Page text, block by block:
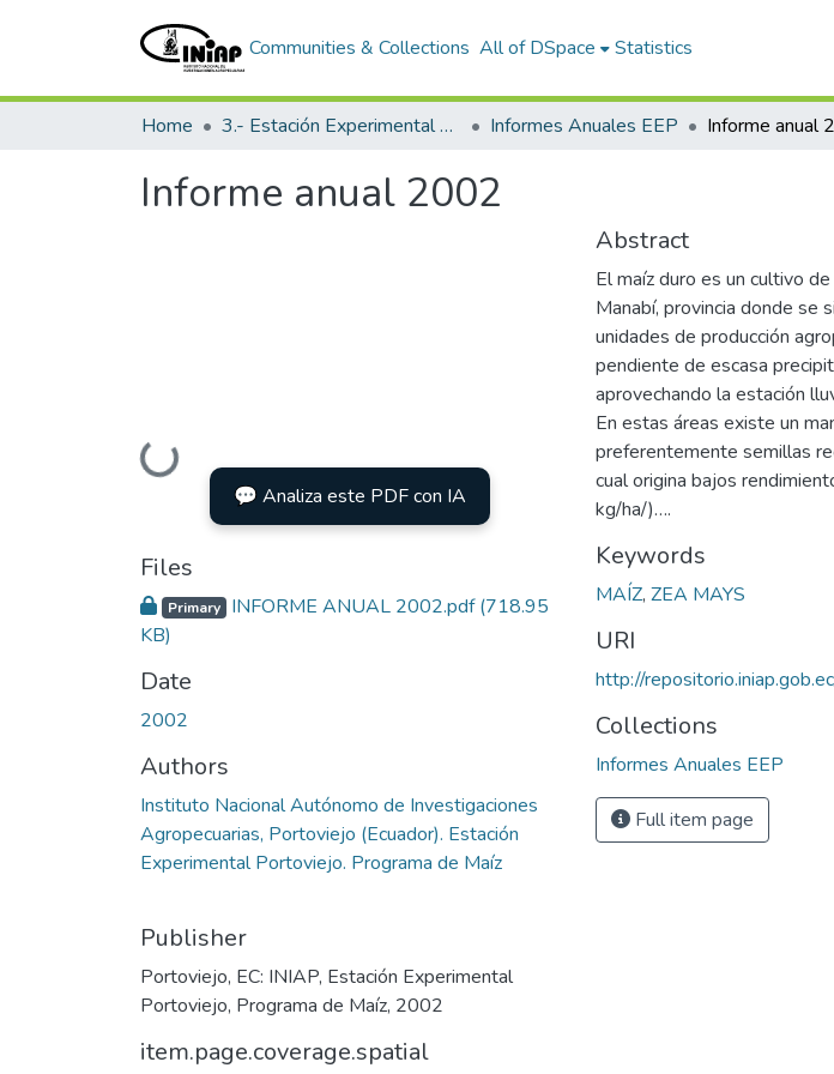
Communities & Collections All of DSpace Statistics
Home 3.- Estación Experimental Portoviejo Informes Anuales EEP Informe anual
Informe anual 2002
Loading...
💬 Analiza este PDF con IA
Files
Primary INFORME ANUAL 2002.pdf(718.95
KB)
Date
2002
Authors
Instituto Nacional Autónomo de Investigaciones
Agropecuarias, Portoviejo (Ecuador). Estación
Experimental Portoviejo. Programa de Maíz
Publisher
Portoviejo, EC: INIAP, Estación Experimental
Portoviejo, Programa de Maíz, 2002
item.page.coverage.spatial
Abstract
El maíz duro es un cultivo
Manabí, provincia donde
unidades de producción
pendiente de escasa
aprovechando la estación
En estas áreas existe un
preferentemente semillas
cual origina bajos
kg/ha/)….
Keywords
MAÍZ, ZEA MAYS
URI
http://
Collections
Informes Anuales EEP
Full item page